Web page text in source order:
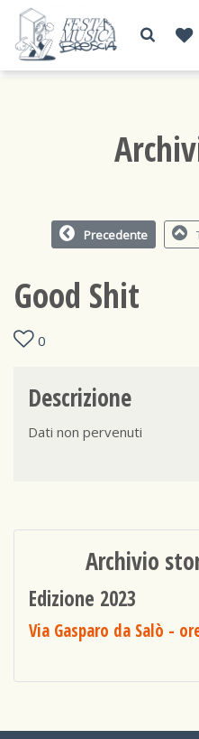
Precedente
Good Shit
0
Descrizione
Dati non pervenuti
Archivio
Edizione 2023
Via Gasparo da Salò -